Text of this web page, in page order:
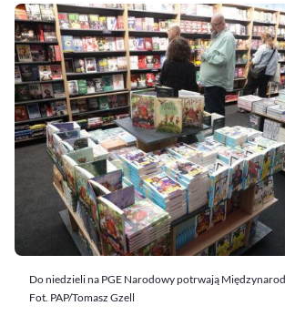
Do niedzieli na PGE Narodowy potrwają
Fot. PAP/Tomasz Gzell